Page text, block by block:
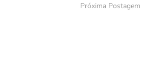
Próxima Postagem